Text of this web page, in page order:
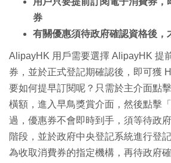
券
有關優惠須待政府確認資格後，
AlipayHK 用戶需要選擇 AlipayHK 提
券，並於正式登記期確認後，即可獲
要如何提早訂閱呢？只需於主介面點
橫額，進入早鳥獎賞介面，然後點擊
過，優惠券不會即時到手，須等待政
階段，並於政府中央登記系統進行登
為收取消費券的指定機構，再待政府